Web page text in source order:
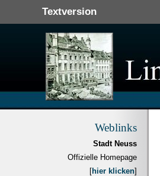
Textversion
Weblinks
Stadt Neuss
Offizielle Homepage
[hier klicken]